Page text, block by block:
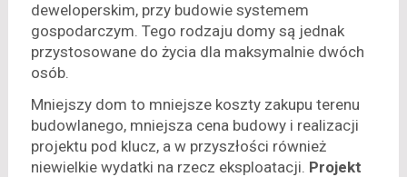
deweloperskim, przy budowie systemem
gospodarczym. Tego rodzaju domy są jednak
przystosowane do życia dla maksymalnie dwóch
osób.
Mniejszy dom to mniejsze koszty zakupu terenu
budowlanego, mniejsza cena budowy i realizacji
projektu pod klucz, a w przyszłości również
niewielkie wydatki na rzecz eksploatacji. Projekt